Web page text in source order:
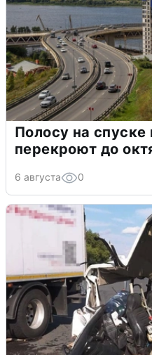
Полосу на
перекроют до
6 августа 0